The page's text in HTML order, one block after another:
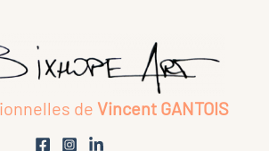
être
choisies
la
de Vincent GANTOIS